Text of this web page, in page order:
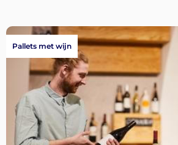
Pallets met wijn